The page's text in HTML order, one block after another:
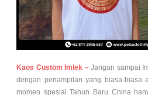
Kaos Custom Imlek – Jangan sampai
dengan penampilan yang biasa-biasa
momen spesial Tahun Baru China